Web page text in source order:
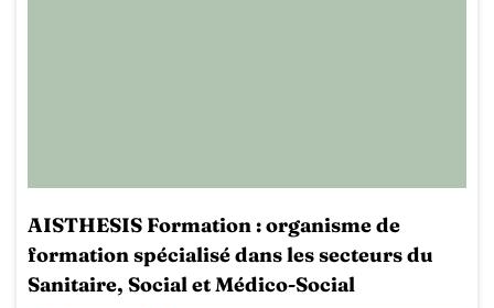
AISTHESIS Formation : organisme de
formation spécialisé dans les secteurs du
Sanitaire, Social et Médico-Social